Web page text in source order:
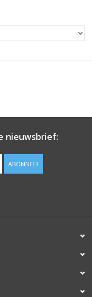
nieuwsbrief:
ABONNEER